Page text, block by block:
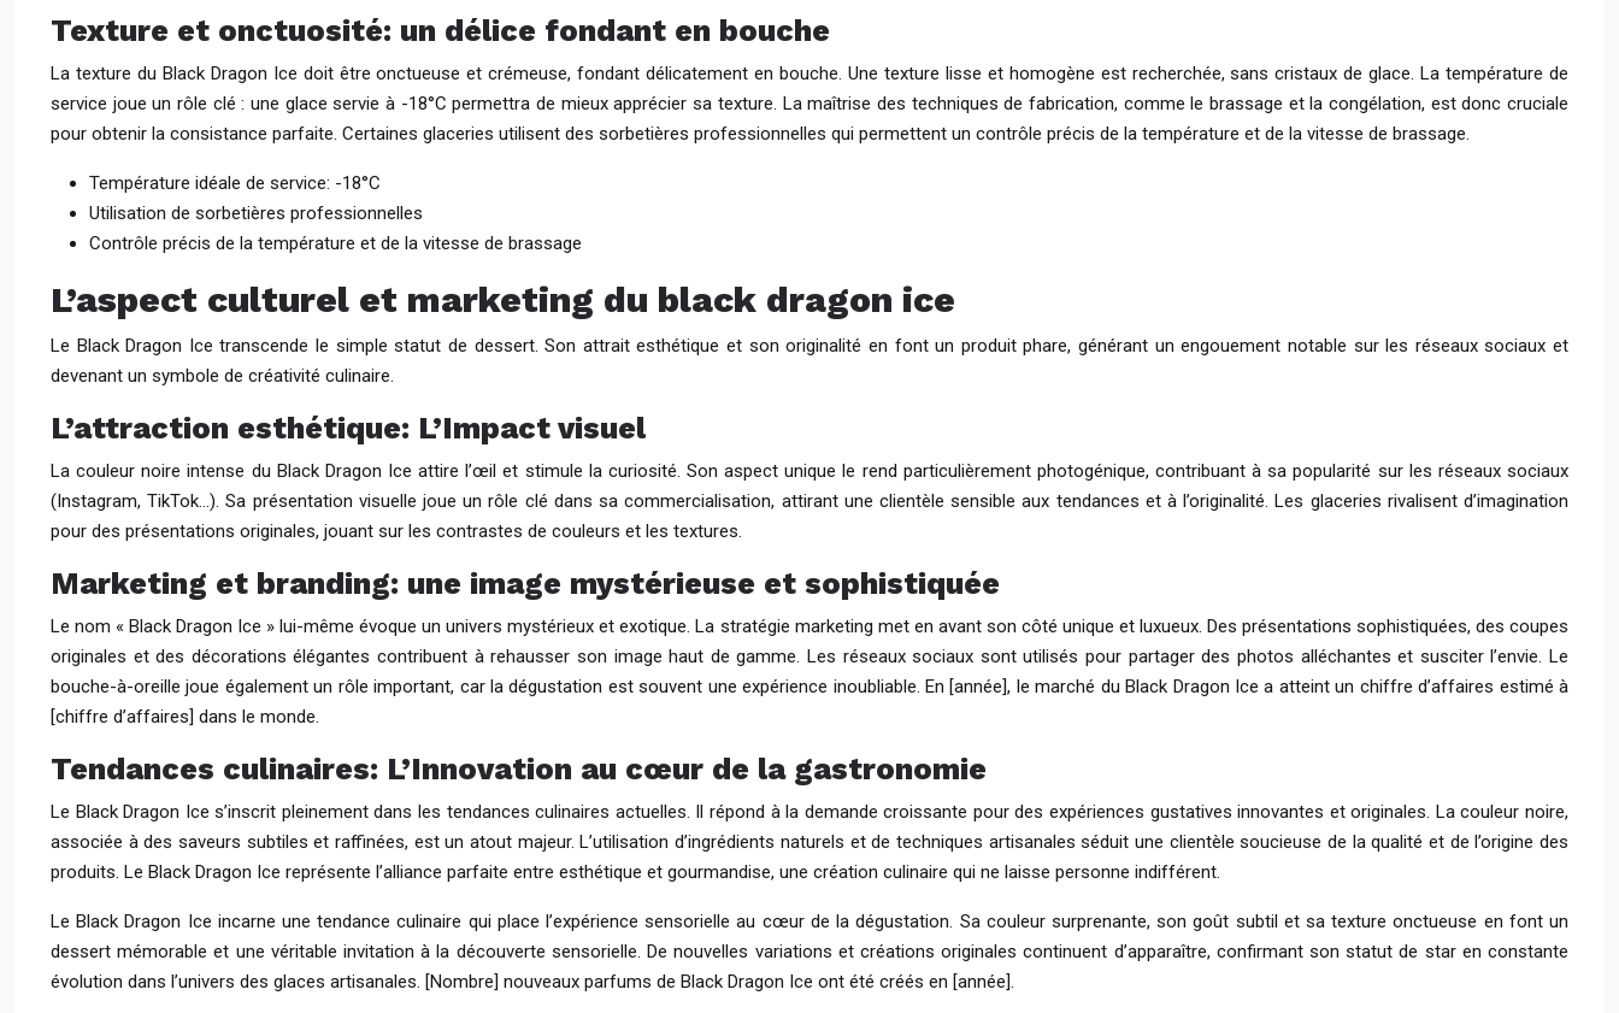
Texture et onctuosité: un délice fondant en bouche
La texture du Black Dragon Ice doit être onctueuse et crémeuse, fondant délicatement en bouche. Une texture lisse et homogène est recherchée, sans cristaux de glace. La température de
service joue un rôle clé : une glace servie à -18°C permettra de mieux apprécier sa texture. La maîtrise des techniques de fabrication, comme le brassage et la congélation, est donc cruciale
pour obtenir la consistance parfaite. Certaines glaceries utilisent des sorbetières professionnelles qui permettent un contrôle précis de la température et de la vitesse de brassage.
Température idéale de service: -18°C
Utilisation de sorbetières professionnelles
Contrôle précis de la température et de la vitesse de brassage
L’aspect culturel et marketing du black dragon ice
Le Black Dragon Ice transcende le simple statut de dessert. Son attrait esthétique et son originalité en font un produit phare, générant un engouement notable sur les réseaux sociaux et
devenant un symbole de créativité culinaire.
L’attraction esthétique: L’Impact visuel
La couleur noire intense du Black Dragon Ice attire l’œil et stimule la curiosité. Son aspect unique le rend particulièrement photogénique, contribuant à sa popularité sur les réseaux sociaux
(Instagram, TikTok…). Sa présentation visuelle joue un rôle clé dans sa commercialisation, attirant une clientèle sensible aux tendances et à l’originalité. Les glaceries rivalisent d’imagination
pour des présentations originales, jouant sur les contrastes de couleurs et les textures.
Marketing et branding: une image mystérieuse et sophistiquée
Le nom « Black Dragon Ice » lui-même évoque un univers mystérieux et exotique. La stratégie marketing met en avant son côté unique et luxueux. Des présentations sophistiquées, des coupes
originales et des décorations élégantes contribuent à rehausser son image haut de gamme. Les réseaux sociaux sont utilisés pour partager des photos alléchantes et susciter l’envie. Le
bouche-à-oreille joue également un rôle important, car la dégustation est souvent une expérience inoubliable. En [année], le marché du Black Dragon Ice a atteint un chiffre d’affaires estimé à
[chiffre d’affaires] dans le monde.
Tendances culinaires: L’Innovation au cœur de la gastronomie
Le Black Dragon Ice s’inscrit pleinement dans les tendances culinaires actuelles. Il répond à la demande croissante pour des expériences gustatives innovantes et originales. La couleur noire,
associée à des saveurs subtiles et raffinées, est un atout majeur. L’utilisation d’ingrédients naturels et de techniques artisanales séduit une clientèle soucieuse de la qualité et de l’origine des
produits. Le Black Dragon Ice représente l’alliance parfaite entre esthétique et gourmandise, une création culinaire qui ne laisse personne indifférent.
Le Black Dragon Ice incarne une tendance culinaire qui place l’expérience sensorielle au cœur de la dégustation. Sa couleur surprenante, son goût subtil et sa texture onctueuse en font un
dessert mémorable et une véritable invitation à la découverte sensorielle. De nouvelles variations et créations originales continuent d’apparaître, confirmant son statut de star en constante
évolution dans l’univers des glaces artisanales. [Nombre] nouveaux parfums de Black Dragon Ice ont été créés en [année].